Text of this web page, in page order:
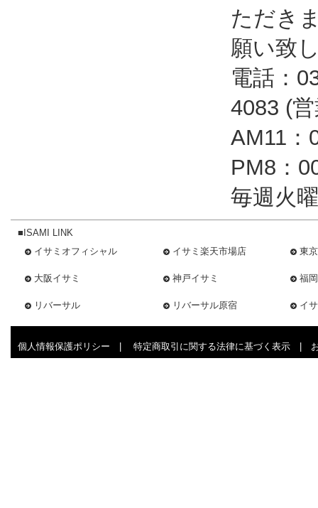
ただき
願い致
電話：
4083 (
AM11：
PM8：
毎週火
■ISAMI LINK
イサミオフィシャル
イサミ楽天市場店 東
大阪イサミ 神戸イサミ 福
リバーサル リバーサル原宿 イ
個人情報保護ポリシー 特定商取引に関する法律に基づく表示